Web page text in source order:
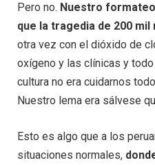
Pero no. Nuestro
que la tragedia de 200
otra vez con el dióxido de
oxígeno y las clínicas y
cultura no era cuidarnos
Nuestro lema era sálvese
Esto es algo que a los
situaciones normales,